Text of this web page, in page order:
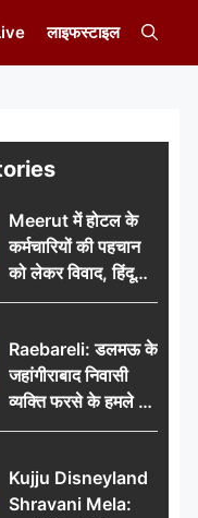
लाइफस्टाइल
Meerut में होटल के
कर्मचारियों की पहचान
को लेकर विवाद, हिंदू
सुरक्षा संगठन ने उठाए
की मांग
Raebareli: डलमऊ के
जहांगीराबाद निवासी
व्यक्ति फरसे के हमले में
घायल थाने में शिकायत
हजार’, रकम न देने पर
कार्रवाई ठंडी!
Kujju Disneyland
Shravani Mela: